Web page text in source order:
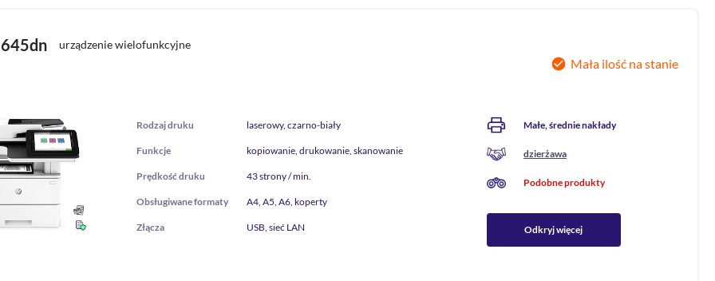
urządzenie wielofunkcyjne
Mała ilość na stanie
Rodzaj druku laserowy, czarno-biały
Funkcje kopiowanie, drukowanie, skanowanie
Prędkość druku 43 strony / min.
Obsługiwane formaty A4, A5, A6, koperty
Złącza USB, sieć LAN
Małe, średnie nakłady
dzierżawa
Podobne produkty
Odkryj więcej